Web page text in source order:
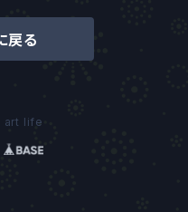
戻る
art life